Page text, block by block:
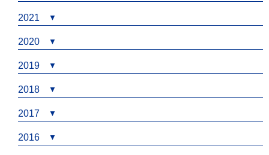
2021
2020
2019
2018
2017
2016